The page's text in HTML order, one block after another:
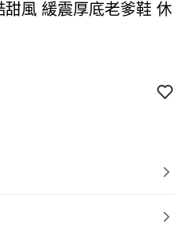
風 緩震厚底老爹鞋 休